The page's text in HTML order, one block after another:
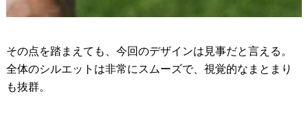
その点を踏まえても、今回のデザインは見事だと言える。
全体のシルエットは非常にスムーズで、視覚的なまとまり
も抜群。